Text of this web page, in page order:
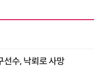
수, 낙뢰로 사망